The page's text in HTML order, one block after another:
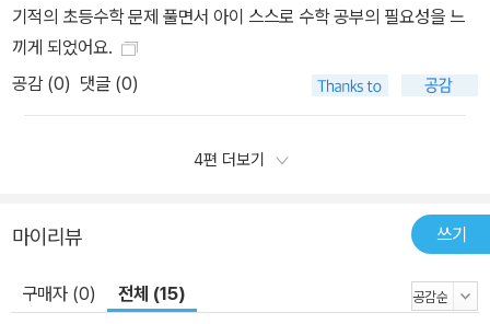
기적의 초등수학 문제 풀면서 아이 스스로 수학 공부의 필요성을 느
끼게 되었어요.
공감 (0) 댓글 (0)
4편 더보기
마이리뷰 쓰기
구매자 (0) 전체 (15)